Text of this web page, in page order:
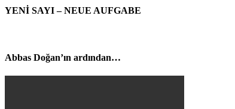
YENİ SAYI – NEUE AUFGABE
Abbas Doğan’ın ardından…